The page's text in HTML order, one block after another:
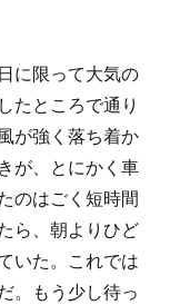
に限って大気の
たところで通り
が強く落ち着か
が、とにかく車
のはごく短時間
ら、朝よりひど
いた。これでは
。もう少し待っ